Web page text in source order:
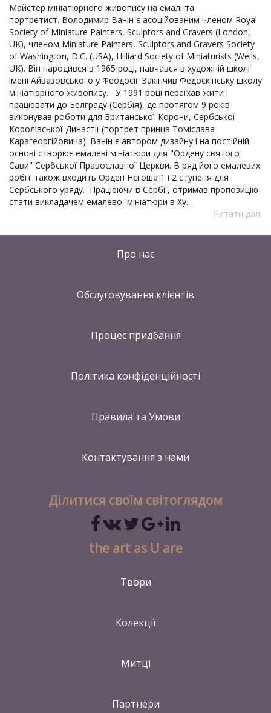
Майстер мініатюрного живопису на емалі та
портретист. Володимир Ванін є асоційованим членом Royal
Society of Miniature Painters, Sculptors and Gravers (London,
UK), членом Miniature Painters, Sculptors and Gravers Society
of Washington, D.C. (USA), Hilliard Society of Miniaturists (Wells,
UK). Він народився в 1965 році, навчався в художній школі
імені Айвазовського у Феодосії. Закінчив Федоскінську школу
мініатюрного живопису. У 1991 році переїхав жити і
працювати до Белграду (Сербія), де протягом 9 років
виконував роботи для Британської Корони, Сербської
Королівської Династії (портрет принца Томіслава
Карагеоргійовича). Ванін є автором дизайну і на постійній
основі створює емалеві мініатюри для "Ордену святого
Сави" Сербської Православної Церкви. В ряд його емалевих
робіт також входить Орден Нєгоша 1 і 2 ступеня для
Сербського уряду. Працюючи в Сербії, отримав пропозицію
стати викладачем емалевої мініатюри в Ху...
Читати далі
Про нас
Обслуговування клієнтів
Процес придбання
Політика конфіденційності
Правила та Умови
Контактування з нами
Ділитися своїм світоглядом
the art as U are
Твори
Колекції
Митці
Партнери